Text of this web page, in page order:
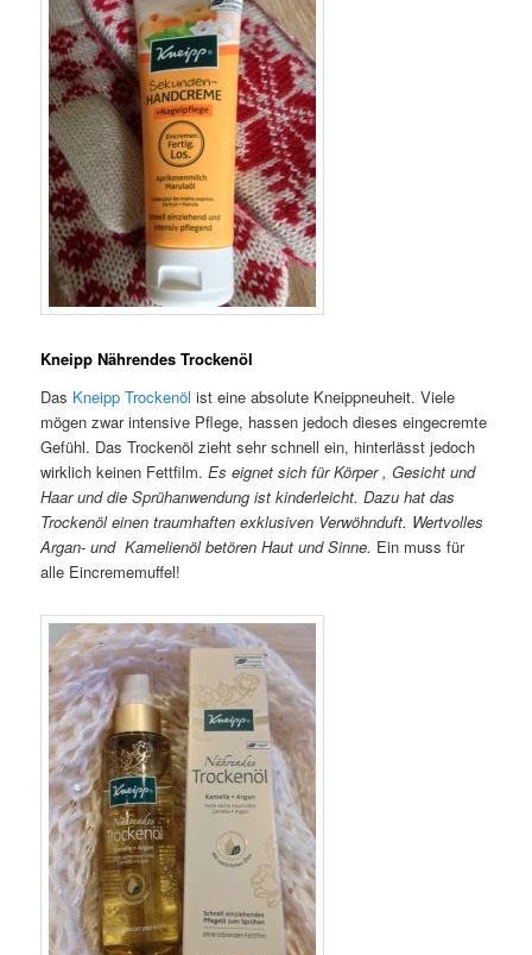
Kneipp Nährendes Trockenöl
Das Kneipp Trockenöl ist eine absolute Kneippneuheit. Viele
mögen zwar intensive Pflege, hassen jedoch dieses eingecremte
Gefühl. Das Trockenöl zieht sehr schnell ein, hinterlässt jedoch
wirklich keinen Fettfilm.Es eignet sich für Körper , Gesicht und
Haar und die Sprühanwendung ist kinderleicht. Dazu hat das
Trockenöl einen traumhaften exklusiven Verwöhnduft. Wertvolles
Argan- und Kamelienöl betören Haut und Sinne. Ein muss für
alle Eincrememuffel!